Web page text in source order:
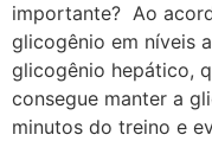
importante? Ao
glicogênio em níveis
glicogênio hepático,
consegue manter a
minutos do treino e